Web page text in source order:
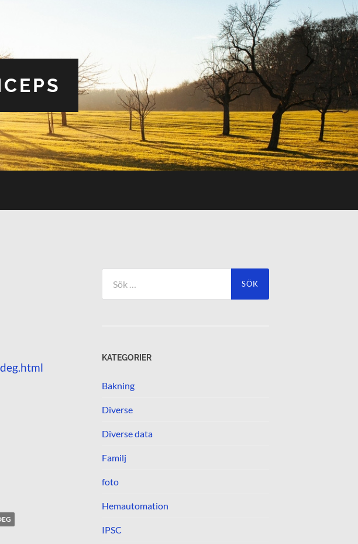
efter:
KATEGORIER
Bakning
Diverse
Diverse data
Familj
foto
Hemautomation
IPSC